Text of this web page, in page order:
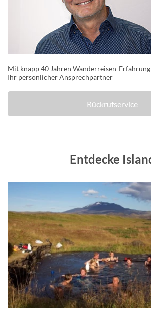
Mit knapp 40 Jahren Wanderreisen-
Ihr persönlicher Ansprechpartner
Rückrufservice
Entdecke